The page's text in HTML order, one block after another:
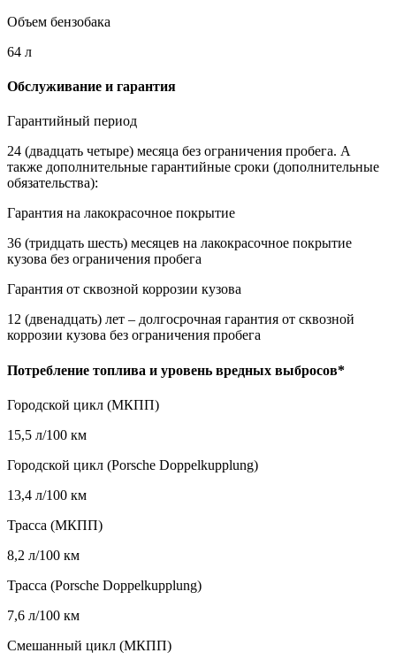
Объем бензобака
64 л
Обслуживание и гарантия
Гарантийный период
24 (двадцать четыре) месяца без ограничения пробега. А
также дополнительные гарантийные сроки (дополнительные
обязательства):
Гарантия на лакокрасочное покрытие
36 (тридцать шесть) месяцев на лакокрасочное покрытие
кузова без ограничения пробега
Гарантия от сквозной коррозии кузова
12 (двенадцать) лет – долгосрочная гарантия от сквозной
коррозии кузова без ограничения пробега
Потребление топлива и уровень вредных выбросов*
Городской цикл (МКПП)
15,5 л/100 км
Городской цикл (Porsche Doppelkupplung)
13,4 л/100 км
Трасса (МКПП)
8,2 л/100 км
Трасса (Porsche Doppelkupplung)
7,6 л/100 км
Смешанный цикл (МКПП)